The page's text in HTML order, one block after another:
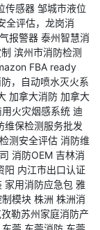
传感器 邹城市液位
全评估，龙岗消
报警器 泰州智慧消
滨州市消防检测
FBA ready
，自动喷水灭火系
加拿大消防 加拿大
火灾烟感系统 迪
维保检测服务批发
测安全评估 消防维
消防OEM 吉林消
阳 内江市出口认证
家用消防应急包 雅
模块 株洲 株洲消
孜勒苏州家庭消防产